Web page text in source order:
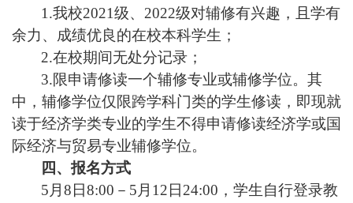
1.我校2021级、 2022级对辅修有兴趣，且学有
余力、成绩优良的在校本科学生；
2.在校期间无处分记录；
3.限申请修读一个辅修专业或辅修学位。其
中，辅修学位仅限跨学科门类的学生修读，即现就
读于经济学类专业的学生不得申请修读经济学或国
际经济与贸易专业辅修学位。
四、报名方式
5 月 8 日8:00 － 5 月 12 日 24:00 ，学生自行登录教